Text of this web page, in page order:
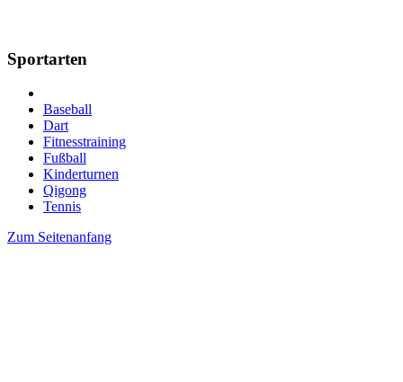
Sportarten
Baseball
Dart
Fitnesstraining
Fußball
Kinderturnen
Qigong
Tennis
Zum Seitenanfang